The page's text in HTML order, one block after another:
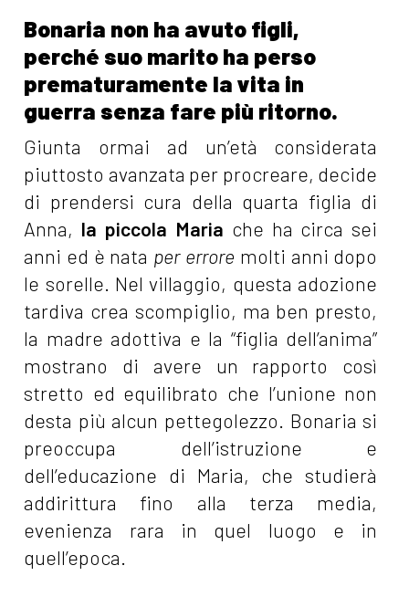
Bonaria non ha avuto figli,
perché suo marito ha perso
prematuramente la vita in
guerra senza fare più ritorno.
Giunta ormai ad un’età considerata
piuttosto avanzata per procreare, decide
di prendersi cura della quarta figlia di
Anna, la piccola Maria che ha circa sei
anni ed è nata per errore molti anni dopo
le sorelle. Nel villaggio, questa adozione
tardiva crea scompiglio, ma ben presto,
la madre adottiva e la “figlia dell’anima”
mostrano di avere un rapporto così
stretto ed equilibrato che l’unione non
desta più alcun pettegolezzo. Bonaria si
preoccupa dell’istruzione e
dell’educazione di Maria, che studierà
addirittura fino alla terza media,
evenienza rara in quel luogo e in
quell’epoca.